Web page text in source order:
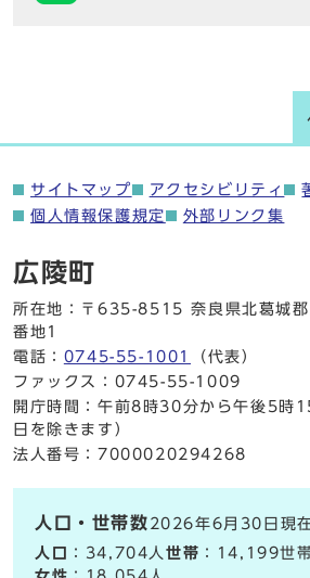
サイトマップ アクセシビリティ
個人情報保護規定
外部リンク集
広陵町
所在地：〒635-8515 奈良県北葛城
番地1
電話： 0745-55-1001
（代表）
ファックス：0745-55-1009
開庁時間：午前8時30分から午後5時
日を除きます）
法人番号：7000020294268
人口・世帯数 2026年6月30日現
人口
：34,704人世帯 ：14,199世